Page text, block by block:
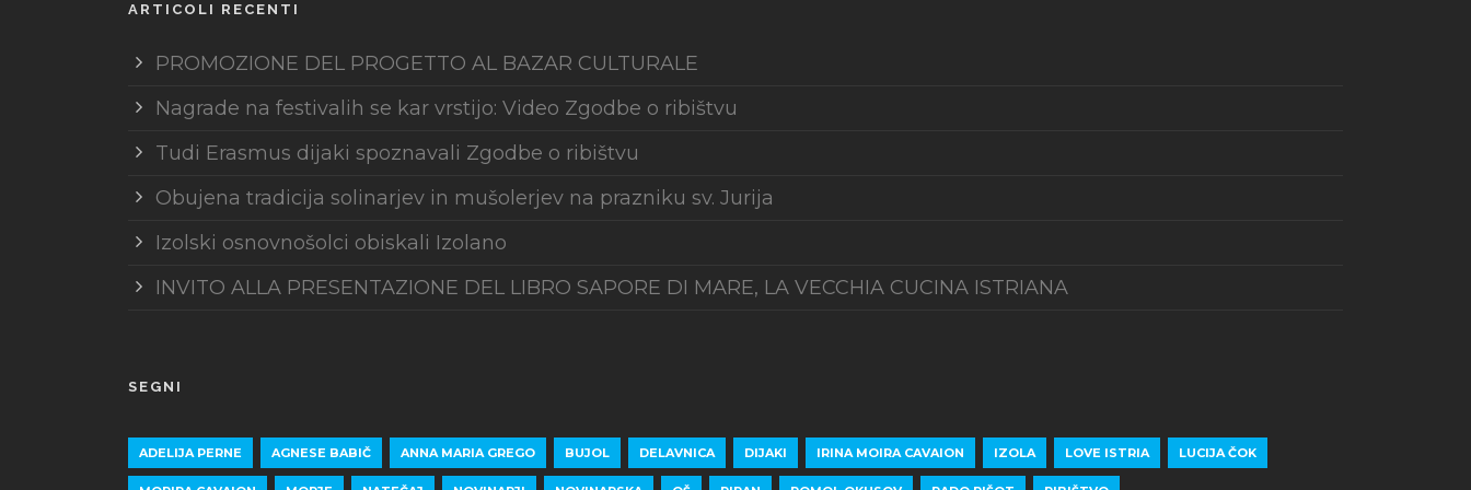
ARTICOLI RECENTI
PROMOZIONE DEL PROGETTO AL BAZAR CULTURALE
Nagrade na festivalih se kar vrstijo: Video Zgodbe o ribištvu
Tudi Erasmus dijaki spoznavali Zgodbe o ribištvu
Obujena tradicija solinarjev in mušolerjev na prazniku sv. Jurija
Izolski osnovnošolci obiskali Izolano
INVITO ALLA PRESENTAZIONE DEL LIBRO SAPORE DI MARE, LA VECCHIA CUCINA ISTRIANA
SEGNI
ADELIJA PERNE AGNESE BABIČ ANNA MARIA GREGO BUJOL DELAVNICA DIJAKI IRINA MOIRA CAVAION IZOLA LOVE ISTRIA LUCIJA ČOK